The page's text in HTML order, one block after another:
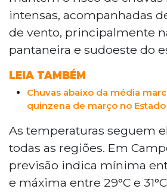
com máximas chegando a
algumas regiões. A
persistência das chuvas,
acumulados superiores a
apresentar chuvas
temperaturas acima da
intensas, acompanhadas
de vento, principalmente
pantaneira e sudoeste do
LEIA TAMBÉM
Chuvas abaixo da média
quinzena de março no Estado
As temperaturas seguem
todas as regiões. Em
previsão indica mínima
e máxima entre 29°C e